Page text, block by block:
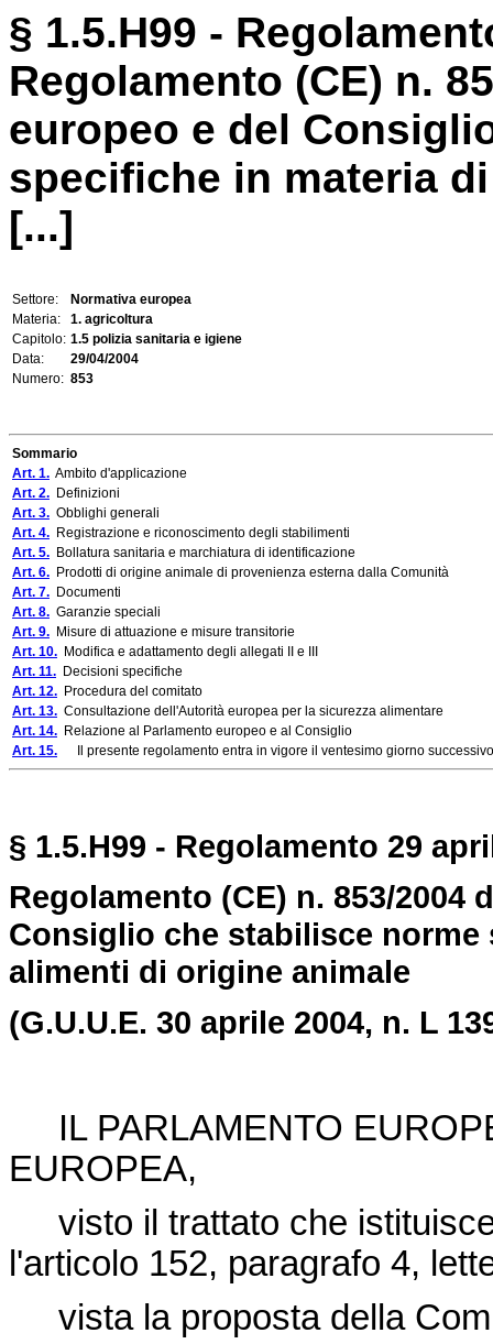
§ 1.5.H99 -
Regolamento (CE) n.
europeo e del
specifiche in materia
[...]
Settore:
Normativa europea
Materia:
1. agricoltura
Capitolo: 1.5 polizia sanitaria e igiene
Data:
29/04/2004
Numero: 853
Sommario
Art. 1. Ambito d'applicazione
Art. 2. Definizioni
Art. 3. Obblighi generali
Art. 4. Registrazione e riconoscimento degli stabilimenti
Art. 5. Bollatura sanitaria e marchiatura di identificazione
Art. 6. Prodotti di origine animale di provenienza esterna dalla Comunità
Art. 7. Documenti
Art. 8. Garanzie speciali
Art. 9. Misure di attuazione e misure transitorie
Art. 10. Modifica e adattamento degli allegati II e III
Art. 11. Decisioni specifiche
Art. 12. Procedura del comitato
Art. 13. Consultazione dell'Autorità europea per la sicurezza alimentare
Art. 14. Relazione al Parlamento europeo e al Consiglio
Art. 15. Il presente regolamento entra in vigore il ventesimo giorno
§ 1.5.H99 - Regolamento 29
Regolamento (CE) n. 853/2004
Consiglio che stabilisce
alimenti di origine animale
(G.U.U.E. 30 aprile 2004, n. L
IL PARLAMENTO
EUROPEA,
visto il trattato che
l'articolo 152, paragrafo 4,
vista la proposta della